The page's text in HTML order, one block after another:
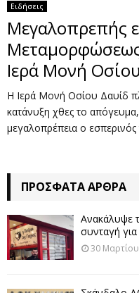
Ειδήσεις
Μεγαλοπρεπής
Ιερά Μονή
Η Ιερά Μονή Οσίου Δαυίδ
κατάνυξη χθες το
μεγαλοπρέπεια ο
ΠΡΌΣΦΑΤΑ ΆΡΘΡΑ
Ανακάλυψε
συνταγή
30